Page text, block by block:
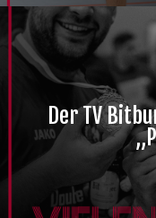
Der TV